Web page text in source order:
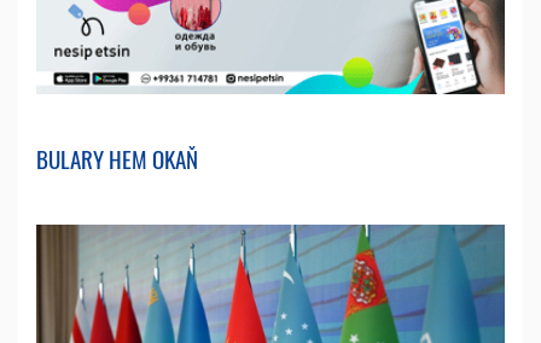
BULARY HEM OKAŇ